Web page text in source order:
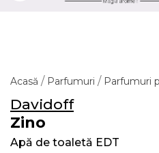
Acasă Parfumuri Parfumuri
Davidoff
Zino
Apă de toaletă EDT